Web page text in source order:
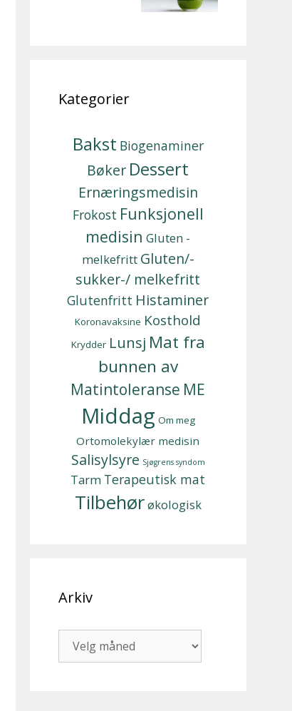
Kategorier
Bakst Biogenaminer
Bøker Dessert
Ernæringsmedisin
Frokost Funksjonell
medisin Gluten -
melkefritt Gluten/-
sukker-/ melkefritt
Glutenfritt Histaminer
Koronavaksine Kosthold
Krydder Lunsj Mat fra
bunnen av
Matintoleranse ME
Middag Om meg
Ortomolekylær medisin
Salisylsyre Sjøgrens syndom
Tarm Terapeutisk mat
Tilbehørøkologisk
Arkiv
Arkiv